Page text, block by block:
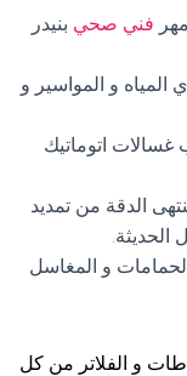
فني صحي بنيدر
و المواسير و
غسالات اتوماتيك
الدقة من تمديد
و المغاسل
و الفلاتر من كل